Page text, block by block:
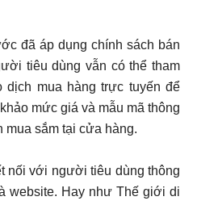
đã áp dụng chính sách bán
tiêu dùng vẫn có thể tham
mua hàng trực tuyến để
mức giá và mẫu mã thông
sắm tại cửa hàng.
nối với người tiêu dùng thông
website. Hay như Thế giới di